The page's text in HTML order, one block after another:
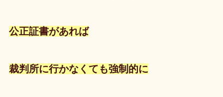
公正証書があれば
裁判所に行かなくても強制的に